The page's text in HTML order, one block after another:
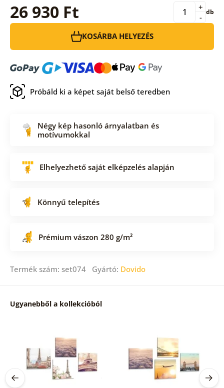
26 930 Ft -
+ db
KOSÁRBA HELYEZÉS
Próbáld ki a képet saját belső teredben
Négy kép hasonló árnyalatban és
motívumokkal
Elhelyezhető saját elképzelés alapján
Könnyű telepítés
Prémium vászon 280 g/m²
Termék szám: set074 Gyártó: Dovido
Ugyanebből a kollekcióból